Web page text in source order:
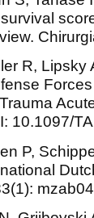
R, Lipsky
10.1097/
P,